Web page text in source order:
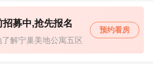
解宁巢美地公寓五区
募中,抢先报名
预约看房